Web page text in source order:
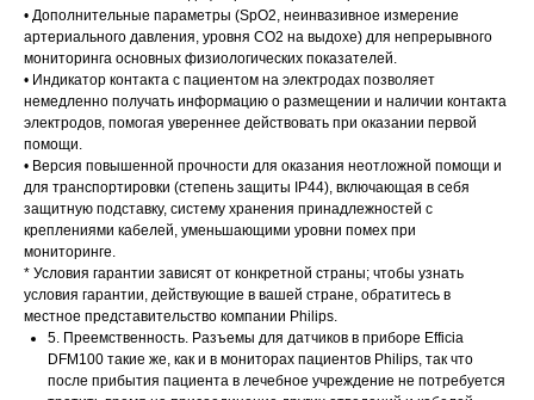
• Дополнительные параметры (SpO2, неинвазивное измерение
артериального давления, уровня CO2 на выдохе) для непрерывного
мониторинга основных физиологических показателей.
• Индикатор контакта с пациентом на электродах позволяет
немедленно получать информацию о размещении и наличии контакта
электродов, помогая увереннее действовать при оказании первой
помощи.
• Версия повышенной прочности для оказания неотложной помощи и
для транспортировки (степень защиты IP44), включающая в себя
защитную подставку, систему хранения принадлежностей с
креплениями кабелей, уменьшающими уровни помех при
мониторинге.
* Условия гарантии зависят от конкретной страны; чтобы узнать
условия гарантии, действующие в вашей стране, обратитесь в
местное представительство компании Philips.
5. Преемственность. Разъемы для датчиков в приборе Efficia
DFM100 такие же, как и в мониторах пациентов Philips, так что
после прибытия пациента в лечебное учреждение не потребуется